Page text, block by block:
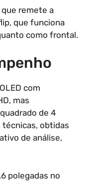
remete a
que funciona
como frontal.
com
mas
de 4
técnicas, obtidas
de análise,
polegadas no